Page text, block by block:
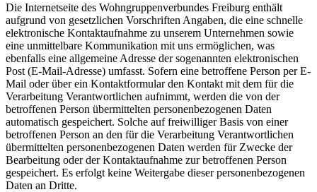
Die Internetseite des Wohngruppenverbundes Freiburg enthält
aufgrund von gesetzlichen Vorschriften Angaben, die eine schnelle
elektronische Kontaktaufnahme zu unserem Unternehmen sowie
eine unmittelbare Kommunikation mit uns ermöglichen, was
ebenfalls eine allgemeine Adresse der sogenannten elektronischen
Post (E-Mail-Adresse) umfasst. Sofern eine betroffene Person per E-
Mail oder über ein Kontaktformular den Kontakt mit dem für die
Verarbeitung Verantwortlichen aufnimmt, werden die von der
betroffenen Person übermittelten personenbezogenen Daten
automatisch gespeichert. Solche auf freiwilliger Basis von einer
betroffenen Person an den für die Verarbeitung Verantwortlichen
übermittelten personenbezogenen Daten werden für Zwecke der
Bearbeitung oder der Kontaktaufnahme zur betroffenen Person
gespeichert. Es erfolgt keine Weitergabe dieser personenbezogenen
Daten an Dritte.